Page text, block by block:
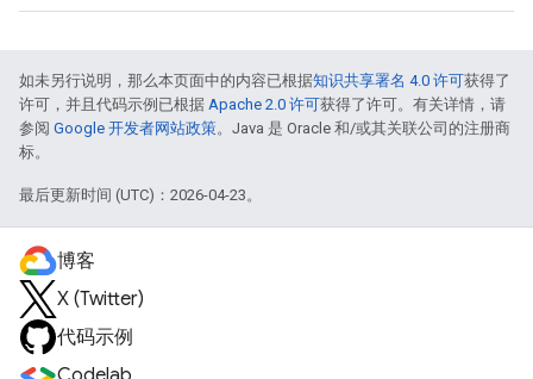
如未另行说明，那么本页面中的内容已根据知识共享署名 4.0 许可获得了
许可，并且代码示例已根据 Apache 2.0 许可获得了许可。有关详情，请
参阅 Google 开发者网站政策。Java 是 Oracle 和/或其关联公司的注册商
标。
最后更新时间 (UTC)：2026-04-23。
博客
X (Twitter)
代码示例